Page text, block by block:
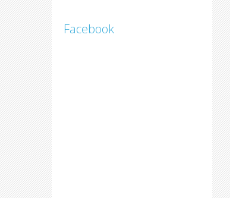
Facebook